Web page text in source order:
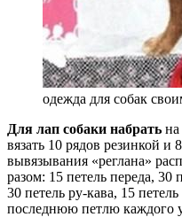
одежда для собак
Для лап собаки набрать
вязать 10 рядов резинкой и
вывязывания «реглана»
разом: 15 петель переда, 30
30 петель ру-кава, 15
последнюю петлю каждого